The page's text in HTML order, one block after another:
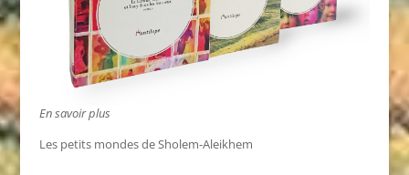
En savoir plus
Les petits mondes de Sholem-Aleikhem